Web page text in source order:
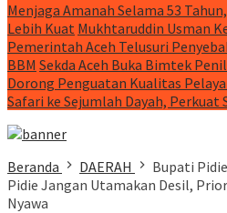
Menjaga Amanah Selama 53
Lebih Kuat Mukhtaruddin Usman
Pemerintah Aceh Telusuri
BBM Sekda Aceh Buka Bimtek
Dorong Penguatan Kualitas
Safari ke Sejumlah Dayah,
Beranda DAERAH
Bupati
Pidie Jangan Utamakan Desil,
Nyawa